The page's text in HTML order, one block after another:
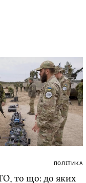
ПОЛІТИКА
то що: до яких